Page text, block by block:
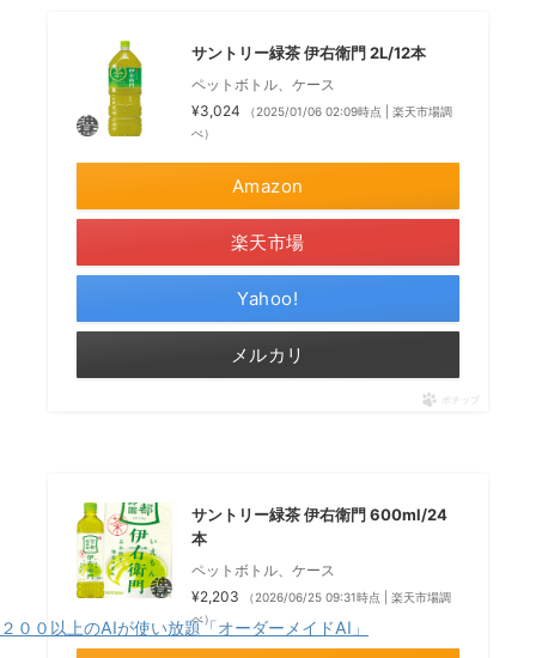
サントリー緑茶 伊右衛門 2L/12本
ペットボトル、ケース
¥3,024
（2025/01/06 02:09時点 | 楽天市場調
べ）
Amazon
楽天市場
Yahoo!
メルカリ
ポチップ
サントリー緑茶 伊右衛門 600ml/24
本
ペットボトル、ケース
¥2,203
（2026/06/25 09:31時点 | 楽天市場調
べ）
２００以上のAIが使い放題「オーダーメイドAI」